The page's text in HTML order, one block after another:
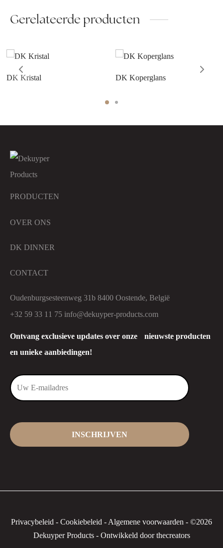
Gerelateerde producten
DK Kristal DK Koperglans
Ontvang exclusieve updates over onze nieuwste producten
en unieke aanbiedingen!
PRODUCTEN
OVER ONS
DK DINNER
CONTACT
Oudenburgsesteenweg 31b 8400 Oostende, België
+32 59 33 11 75 info@dekuyper-products.com
Privacybeleid - Cookiebeleid -Algemene voorwaarden - ©2026
Dekuyper Products - Ontwikkeld door thecreators